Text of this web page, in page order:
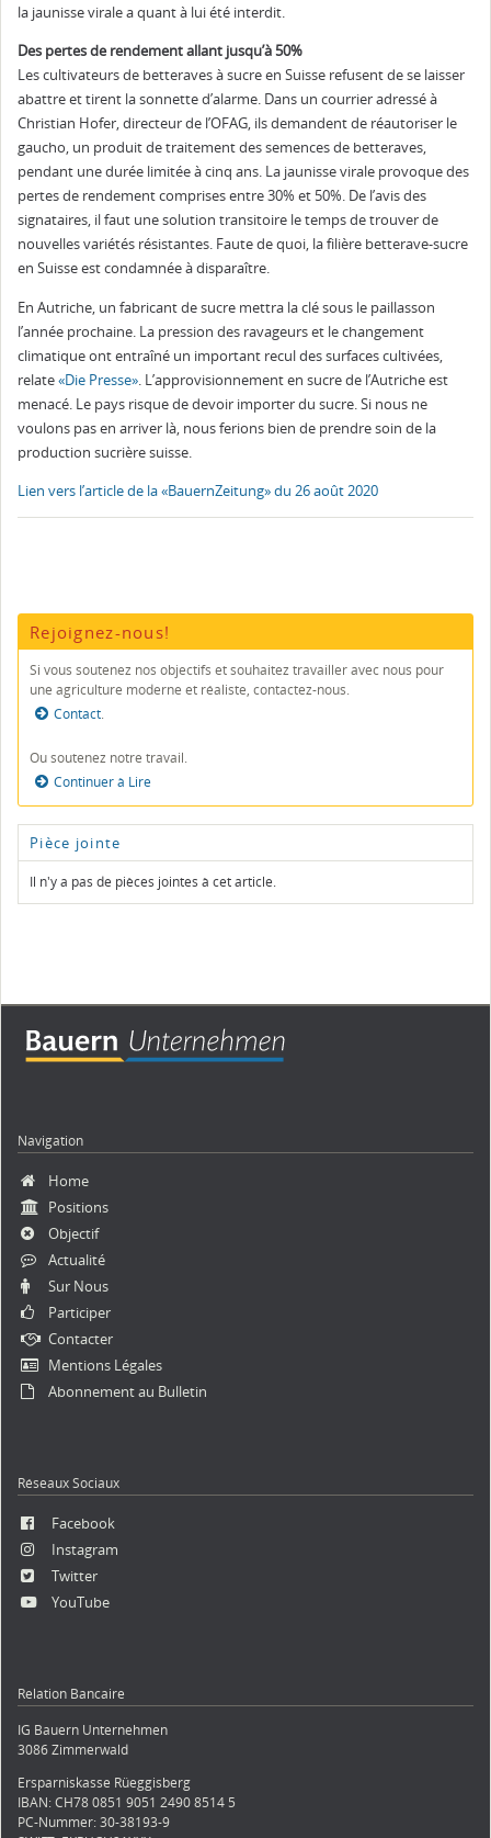
la jaunisse virale a quant à lui été interdit.
Des pertes de rendement allant jusqu’à 50%
Les cultivateurs de betteraves à sucre en Suisse refusent de se laisser
abattre et tirent la sonnette d’alarme. Dans un courrier adressé à
Christian Hofer, directeur de l’OFAG, ils demandent de réautoriser le
gaucho, un produit de traitement des semences de betteraves,
pendant une durée limitée à cinq ans. La jaunisse virale provoque des
pertes de rendement comprises entre 30% et 50%. De l’avis des
signataires, il faut une solution transitoire le temps de trouver de
nouvelles variétés résistantes. Faute de quoi, la filière betterave-sucre
en Suisse est condamnée à disparaître.
En Autriche, un fabricant de sucre mettra la clé sous le paillasson
l’année prochaine. La pression des ravageurs et le changement
climatique ont entraîné un important recul des surfaces cultivées,
relate«Die Presse» . L’approvisionnement en sucre de l’Autriche est
menacé. Le pays risque de devoir importer du sucre. Si nous ne
voulons pas en arriver là, nous ferions bien de prendre soin de la
production sucrière suisse.
Lien vers l’article de la «BauernZeitung» du 26 août 2020
Rejoignez-nous!
Si vous soutenez nos objectifs et souhaitez travailler avec nous pour
une agriculture moderne et réaliste, contactez-nous.
Contact.
Ou soutenez notre travail.
Continuer à Lire
Pièce jointe
Il n'y a pas de pièces jointes à cet article.
Navigation
au
contenu
Home
Positions
Objectif
Actualité
Sur Nous
Participer
Contacter
Mentions Légales
Abonnement au Bulletin
Réseaux Sociaux
Facebook
Instagram
Twitter
YouTube
Relation Bancaire
IG Bauern Unternehmen
3086 Zimmerwald
Ersparniskasse Rüeggisberg
IBAN: CH78 0851 9051 2490 8514 5
PC-Nummer: 30-38193-9